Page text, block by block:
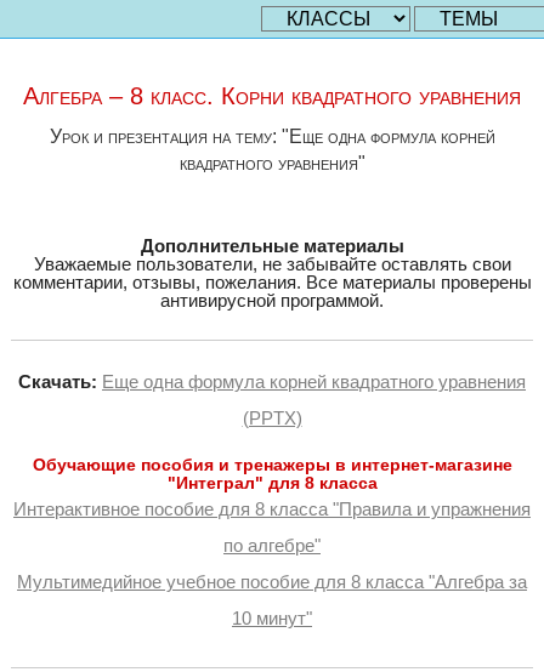
Алгебра – 8 класс. Корни квадратного уравнения
Урок и презентация на тему: "Еще одна формула корней
квадратного уравнения"
Дополнительные материалы
Уважаемые пользователи, не забывайте оставлять свои
комментарии, отзывы, пожелания. Все материалы проверены
антивирусной программой.
Скачать: Еще одна формула корней квадратного уравнения
(PPTX)
Обучающие пособия и тренажеры в интернет-магазине
"Интеграл" для 8 класса
Интерактивное пособие для 8 класса "Правила и упражнения
по алгебре"
Мультимедийное учебное пособие для 8 класса "Алгебра за
10 минут"